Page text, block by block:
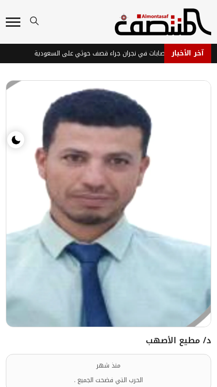
آخر الأخبارإصابات في نجران جراء قصف حوثي على السعودية
د/ مطيع الأصهب
منذ شهر
الحرب التي فضحت الجميع .